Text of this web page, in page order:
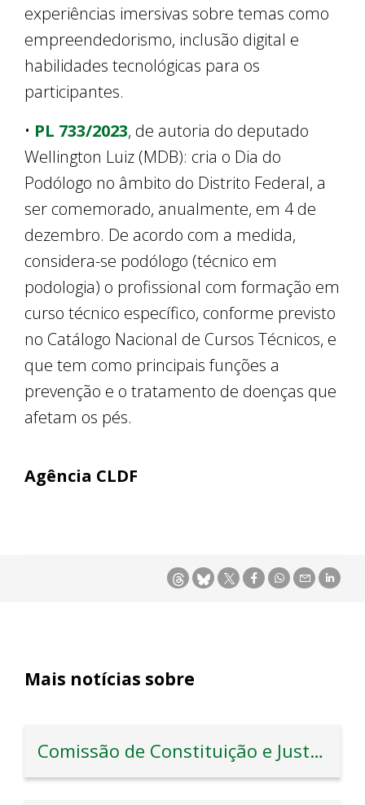
experiências imersivas sobre temas como
empreendedorismo, inclusão digital e
habilidades tecnológicas para os
participantes.
• PL 733/2023, de autoria do deputado
Wellington Luiz (MDB): cria o Dia do
Podólogo no âmbito do Distrito Federal, a
ser comemorado, anualmente, em 4 de
dezembro. De acordo com a medida,
considera-se podólogo (técnico em
podologia) o profissional com formação em
curso técnico específico, conforme previsto
no Catálogo Nacional de Cursos Técnicos, e
que tem como principais funções a
prevenção e o tratamento de doenças que
afetam os pés.
Agência CLDF
Mais notícias sobre
Comissão de Constituição e Justiça